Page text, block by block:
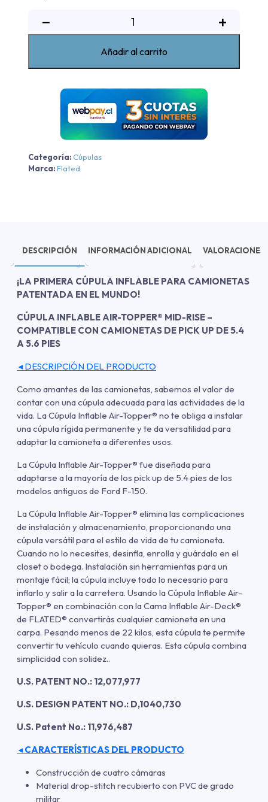
−
INFLABLE
FULL-
SHORT
cantidad
+
Añadir al carrito
Categoría:Cúpulas
Marca:Flated
DESCRIPCIÓN INFORMACIÓN ADICIONAL VALORACIONES
¡LA PRIMERA CÚPULA INFLABLE PARA CAMIONETAS
PATENTADA EN EL MUNDO!
CÚPULA INFLABLE AIR-TOPPER® MID-RISE –
COMPATIBLE CON CAMIONETAS DE PICK UP DE 5.4
A 5.6 PIES
◄DESCRIPCIÓN DEL PRODUCTO
Como amantes de las camionetas, sabemos el valor de
contar con una cúpula adecuada para las actividades de la
vida. La Cúpula Inflable Air-Topper® no te obliga a instalar
una cúpula rígida permanente y te da versatilidad para
adaptar la camioneta a diferentes usos.
La Cúpula Inflable Air-Topper® fue diseñada para
adaptarse a la mayoría de los pick up de 5.4 pies de los
modelos antiguos de Ford F-150.
La Cúpula Inflable Air-Topper® elimina las complicaciones
de instalación y almacenamiento, proporcionando una
cúpula versátil para el estilo de vida de tu camioneta.
Cuando no lo necesites, desinfla, enrolla y guárdalo en el
closet o bodega. Instalación sin herramientas para un
montaje fácil; la cúpula incluye todo lo necesario para
inflarlo y salir a la carretera. Usando la Cúpula Inflable Air-
Topper® en combinación con la Cama Inflable Air-Deck®
de FLATED® convertirás cualquier camioneta en una
carpa. Pesando menos de 22 kilos, esta cúpula te permite
convertir tu vehículo cuando quieras. Esta cúpula combina
simplicidad con solidez..
U.S. PATENT NO.: 12,077,977
U.S. DESIGN PATENT NO.: D,1040,730
U.S. Patent No.: 11,976,487
◄CARACTERÍSTICAS DEL PRODUCTO
Construcción de cuatro cámaras
Material drop-stitch recubierto con PVC de grado
militar